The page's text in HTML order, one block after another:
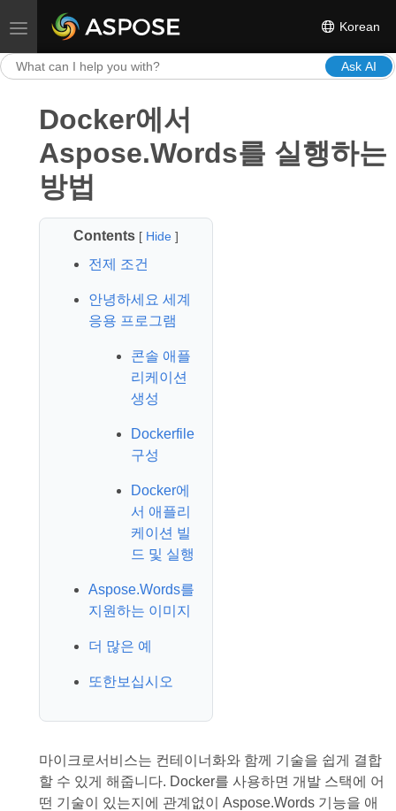
Toggle navigation Korean
Ask AI
Docker에서
Aspose.Words를 실행하는
방법
Contents [ Hide]
전제 조건
안녕하세요 세계
응용 프로그램
콘솔 애플
리케이션
생성
Dockerfile
구성
Docker에
서 애플리
케이션 빌
드 및 실행
Aspose.Words를
지원하는 이미지
더 많은 예
또한보십시오
마이크로서비스는 컨테이너화와 함께 기술을 쉽게 결합
할 수 있게 해줍니다. Docker를 사용하면 개발 스택에 어
떤 기술이 있는지에 관계없이 Aspose.Words 기능을 애